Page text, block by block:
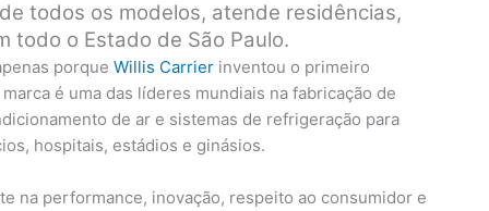
todos os modelos, atende residências,
todo o Estado de São Paulo.
porque Willis Carrier inventou o primeiro
é uma das líderes mundiais na fabricação de
de ar e sistemas de refrigeração para
hospitais, estádios e ginásios.
na performance, inovação, respeito ao consumidor e